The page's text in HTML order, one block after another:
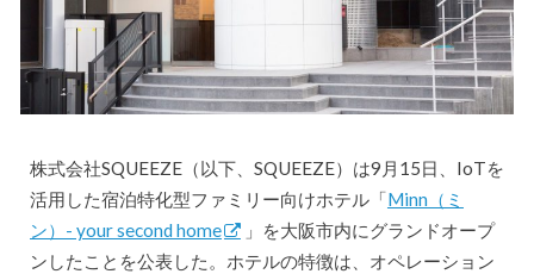
株式会社SQUEEZE（以下、SQUEEZE）は9月15日、IoTを
活用した宿泊特化型ファミリー向けホテル「Minn（ミ
ン）- your second home
」を大阪市内にグランドオープ
ンしたことを公表した。ホテルの特徴は、オペレーション